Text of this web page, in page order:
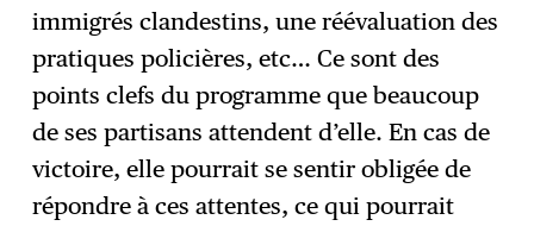
immigrés clandestins, une réévaluation des
pratiques policières, etc… Ce sont des
points clefs du programme que beaucoup
de ses partisans attendent d’elle. En cas de
victoire, elle pourrait se sentir obligée de
répondre à ces attentes, ce qui pourrait